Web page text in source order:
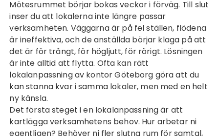
Mötesrummet börjar bokas veckor i förväg. Till slut
inser du att lokalerna inte längre passar
verksamheten. Väggarna är på fel ställen, flödena
är ineffektiva, och de anställda börjar klaga på att
det är för trångt, för högljutt, för rörigt. Lösningen
är inte alltid att flytta. Ofta kan rätt
lokalanpassning av kontor Göteborg göra att du
kan stanna kvar i samma lokaler, men med en helt
ny känsla.
Det första steget i en lokalanpassning är att
kartlägga verksamhetens behov. Hur arbetar ni
egentligen? Behöver ni fler slutna rum för samtal,